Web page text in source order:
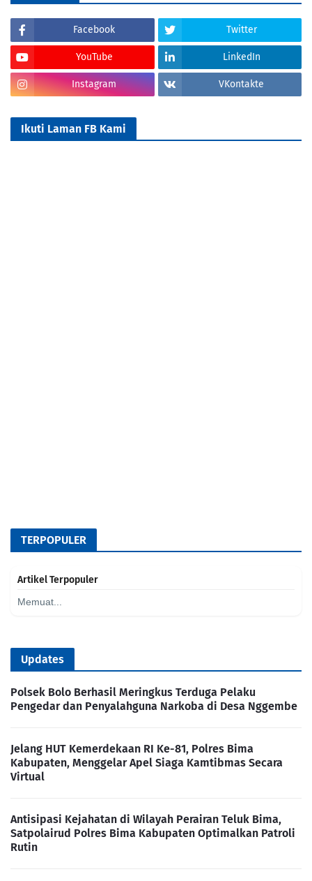
Facebook Twitter
YouTube LinkedIn
Instagram VKontakte
Ikuti Laman FB Kami
TERPOPULER
Artikel Terpopuler
Memuat...
Updates
Polsek Bolo Berhasil Meringkus Terduga Pelaku
Pengedar dan Penyalahguna Narkoba di Desa Nggembe
Jelang HUT Kemerdekaan RI Ke-81, Polres Bima
Kabupaten, Menggelar Apel Siaga Kamtibmas Secara
Virtual
Antisipasi Kejahatan di Wilayah Perairan Teluk Bima,
Satpolairud Polres Bima Kabupaten Optimalkan Patroli
Rutin